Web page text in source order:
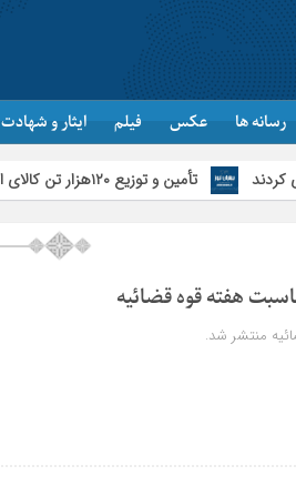
رسانه ها عکس فیلم ایثار و شهادت
تأمین و توزیع ۱۲۰هزار تن کالای اساسی در استان اردبیل/ خط دوم ایکس‌ری گمرک بیله‌سوار با تجهیزات مدرن عملیاتی خواهد شد
هفته قوه قضائیه
منتشر شد.